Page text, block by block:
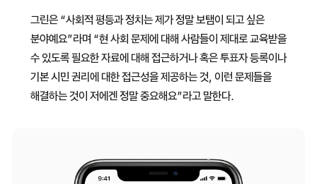
그린은 “사회적 평등과 정치는 제가 정말 보탬이 되고 싶은
분야예요”라며 “현 사회 문제에 대해 사람들이 제대로 교육받을
수 있도록 필요한 자료에 대해 접근하거나 혹은 투표자 등록이나
기본 시민 권리에 대한 접근성을 제공하는 것, 이런 문제들을
해결하는 것이 저에겐 정말 중요해요”라고 말한다.